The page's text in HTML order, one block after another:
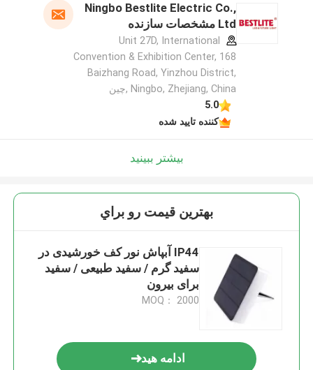
Ningbo Bestlite Electric Co.,
Ltd مشخصات سازنده
Unit 27D, International
Convention & Exhibition Center, 168
Baizhang Road, Yinzhou District,
Ningbo, Zhejiang, China ,چین
5.0
کننده تایید شده
بیشتر ببینید
بهترين قيمت رو براي
IP44 آبپاش نور کف خورشیدی در
سفید گرم / سفید طبیعی / سفید
برای بیرون
MOQ： 2000
ادامه هید